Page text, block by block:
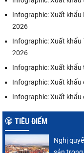
Infographic: Xuất khẩu
2026
Infographic: Xuất khẩu
2026
Infographic: Xuất khẩu
Infographic: Xuất khẩu
Infographic: Xuất
TIÊU ĐIỂM
Nghị